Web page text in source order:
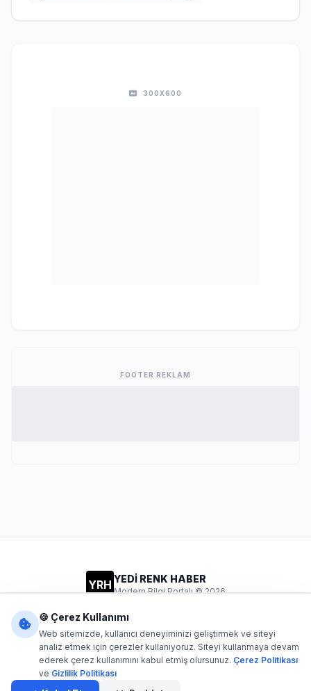
300X600
FOOTER REKLAM
YRH YEDİ RENK HABER
Modern Bilgi Portalı © 2026
Dijital1- Tüm hakları saklıdır. Kaynak gösterilmeden içerik
🍪 Çerez Kullanımı
Web sitemizde, kullanıcı deneyiminizi geliştirmek ve siteyi
analiz etmek için çerezler kullanıyoruz. Siteyi kullanmaya devam
ederek çerez kullanımını kabul etmiş olursunuz. Çerez Politikası
ve Gizlilik Politikası